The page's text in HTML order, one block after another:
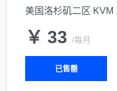
美国洛杉矶二区
￥ 33 /每月
已售罄